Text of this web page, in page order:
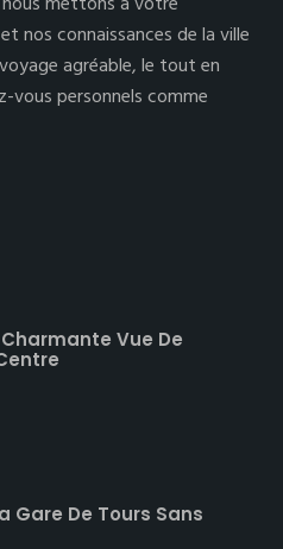
nos connaissances de la ville
agréable, le tout en
vous personnels comme
Charmante Vue De
Gare De Tours Sans